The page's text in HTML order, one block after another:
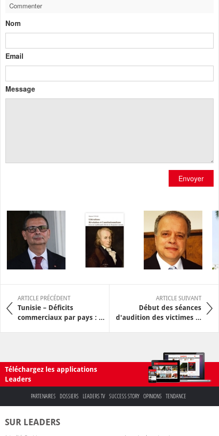
Commenter
Nom
Email
Message
Envoyer
ARTICLE PRÉCÉDENT
Tunisie – Déficits
commerciaux par pays : ...
ARTICLE SUIVANT
Début des séances
d'audition des victimes ...
Téléchargez les applications
Leaders
PARTENAIRES DOSSIERS LEADERS TV SUCCESS STORY OPINIONS TENDANCE
SUR LEADERS